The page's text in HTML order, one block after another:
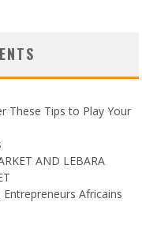
These Tips to Play Your
AND LEBARA
Africains